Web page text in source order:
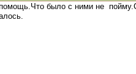
было с ними не